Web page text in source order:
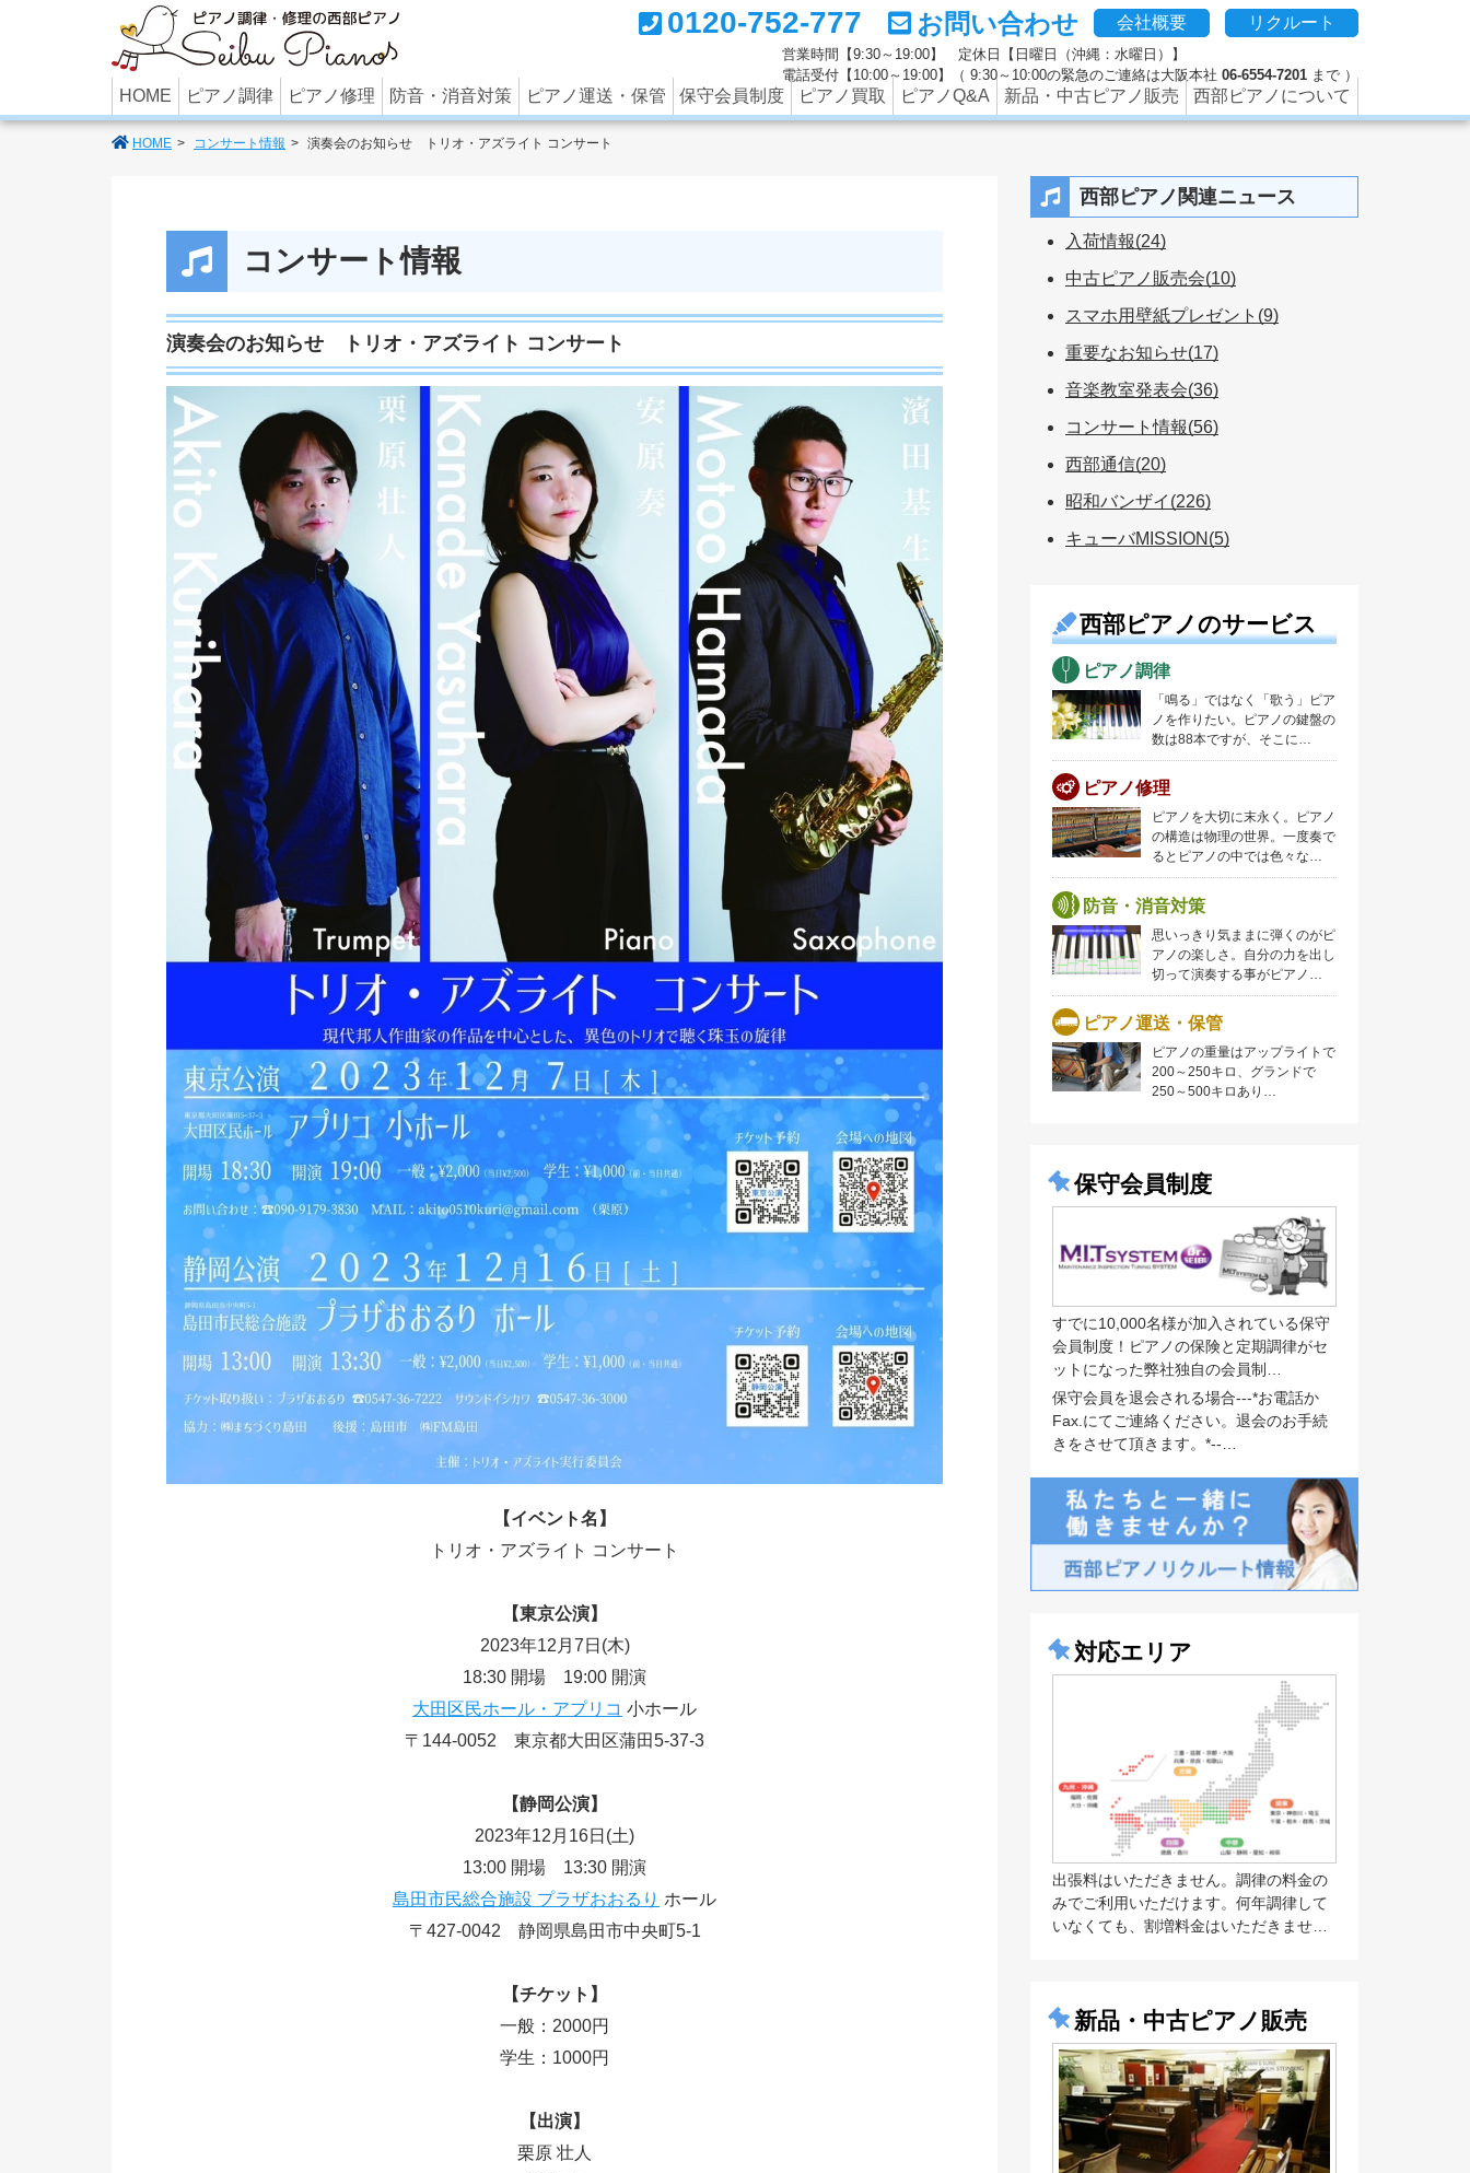
あなたのパートナーの西部ピアノでは調律のみならず、中古ピアノの買取、修理やクリーニング、防音などのピアノに関するさまざま
0120-752-777 お問い合わせ 会社概要 リクルート
営業時間【9:30～19:00】 定休日【日曜日（沖縄：水曜日）】
電話受付【10:00～19:00】（ 9:30～10:00の緊急のご連絡は大阪本社 06-6554-7201 まで ）
HOME ピアノ調律 ピアノ修理 防音・消音対策 ピアノ運送・保管 保守会員制度 ピアノ買取 ピアノQ&A 新品・中古ピアノ販売 西部ピアノについて
HOME コンサート情報 演奏会のお知らせ トリオ・アズライト コンサート
コンサート情報
演奏会のお知らせ トリオ・アズライト コンサート
【イベント名】
トリオ・アズライト コンサート
【東京公演】
2023年12月7日(木)
18:30 開場 19:00 開演
大田区民ホール・アプリコ 小ホール
〒144-0052 東京都大田区蒲田5-37-3
【静岡公演】
2023年12月16日(土)
13:00 開場 13:30 開演
島田市民総合施設 プラザおおるり ホール
〒427-0042 静岡県島田市中央町5-1
【チケット】
一般：2000円
学生：1000円
【出演】
栗原 壮人
西部ピアノ関連ニュース
入荷情報(24)
中古ピアノ販売会(10)
スマホ用壁紙プレゼント(9)
重要なお知らせ(17)
音楽教室発表会(36)
コンサート情報(56)
西部通信(20)
昭和バンザイ(226)
キューバMISSION(5)
西部ピアノのサービス
ピアノ調律
「鳴る」ではなく「歌う」ピア
ノを作りたい。ピアノの鍵盤の
数は88本ですが、そこに…
ピアノ修理
ピアノを大切に末永く。ピアノ
の構造は物理の世界。一度奏で
るとピアノの中では色々な…
防音・消音対策
思いっきり気ままに弾くのがピ
アノの楽しさ。自分の力を出し
切って演奏する事がピアノ…
ピアノ運送・保管
ピアノの重量はアップライトで
200～250キロ、グランドで
250～500キロあり…
保守会員制度
すでに10,000名様が加入されている保守
会員制度！ピアノの保険と定期調律がセ
ットになった弊社独自の会員制…
保守会員を退会される場合---*お電話か
Fax.にてご連絡ください。退会のお手続
きをさせて頂きます。*--…
対応エリア
出張料はいただきません。調律の料金の
みでご利用いただけます。何年調律して
いなくても、割増料金はいただきませ…
新品・中古ピアノ販売